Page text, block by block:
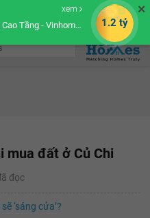
mua đất ở Củ Chi
đọc
‘sáng cửa’?
✕
xem
Vừa thương lượng giá mua căn hộ Khu Cao Tầng - Vinhomes Ocean Park 1.2 tỷ